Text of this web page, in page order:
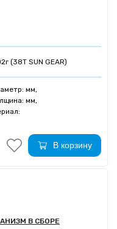
(38T SUN GEAR)
мм,
мм,
В корзину
В СБОРЕ